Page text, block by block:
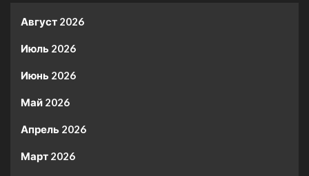
Август 2026
Июль 2026
Июнь 2026
Май 2026
Апрель 2026
Март 2026